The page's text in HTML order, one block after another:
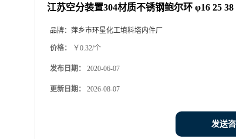
江苏空分装置304材质不锈钢鲍尔环 φ16 25
品牌： 萍乡市环星化工填料塔内件厂
价格： ￥0.32/个
发布日期： 2020-06-07
更新日期： 2026-08-07
发送